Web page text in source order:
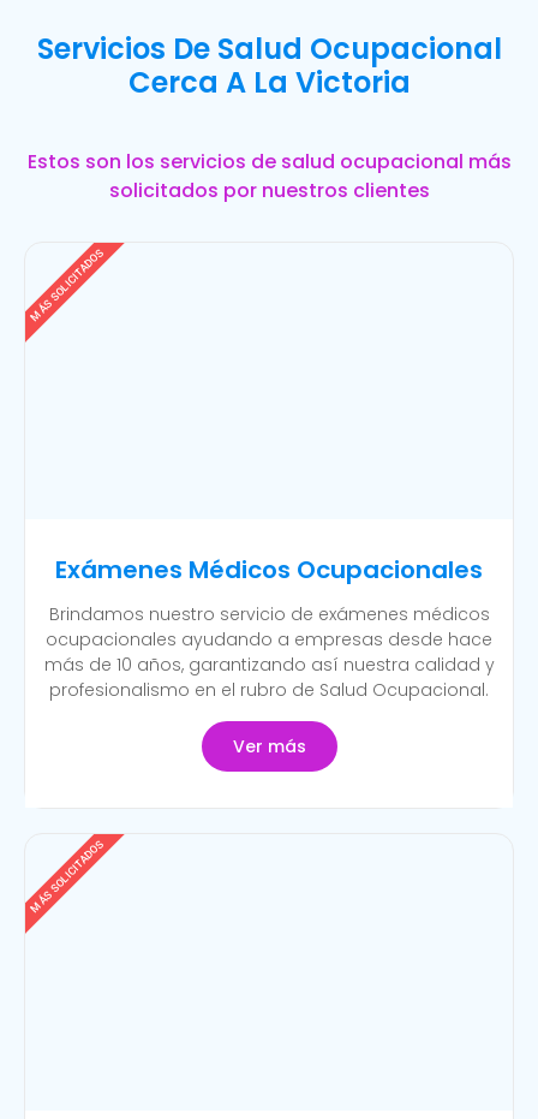
Servicios De Salud Ocupacional
Cerca A La Victoria
Estos son los servicios de salud ocupacional más
solicitados por nuestros clientes
Exámenes Médicos Ocupacionales
Brindamos nuestro servicio de exámenes médicos
ocupacionales ayudando a empresas desde hace
más de 10 años, garantizando así nuestra calidad y
profesionalismo en el rubro de Salud Ocupacional.
Ver más
MÁS SOLICITADOS
MÁS SOLICITADOS